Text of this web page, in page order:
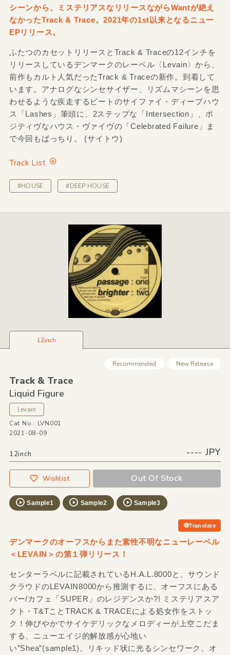
シーンから、ミステリアスなリリースながらWantが絶え
なかったTrack & Trace。2021年の1st以来となるニュー
EPリリース。
ふたつのカセットリリースとTrack & Traceの12インチを
リリースしているデンマークのレーベル〈Levain〉から、
前作もカルト人気だったTrack & Traceの新作。到着して
います。アナログなシンセサイザー、リズムマシーンを思
わせるような疾走するビートのサイファイ・ディープハウ
ス「Lashes」筆頭に、2ステップな「Intersection」、ポ
ジティヴなハウス・ヴァイヴの「Celebrated Failure」ま
で今回もばっちり。 (サイトウ)
Track List
#HOUSE #DEEP HOUSE
12inch
Recommended New Release
Track &Trace
Liquid Figure
Levain
Cat No.: LVN001
2021-08-09
12inch ---- JPY
Wishlist Out Of Stock
Sample1 Sample2 Sample3
Translate
デンマークのオーフスからまた素性不明なニューレーベル
＜LEVAIN＞の第１弾リリース！
センターラベルに記載されているH.A.L.8000と、サウンド
クラウドのLEVAIN8000から推測するに、オーフスにある
バー/カフェ「SUPER」のレジデンスか?! ミステリアスア
クト・T&TことTRACK & TRACEによる処女作をストッ
ク！伸びやかでサイケデリックなメロディーが上空こだま
する、ニューエイジ的解放感が心地い
い”Shea”(sample1)、リキッド状に光るシンセワーク、オ